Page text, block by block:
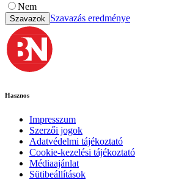
Nem
Szavazok Szavazás eredménye
Hasznos
Impresszum
Szerzői jogok
Adatvédelmi tájékoztató
Cookie-kezelési tájékoztató
Médiaajánlat
Sütibeállítások